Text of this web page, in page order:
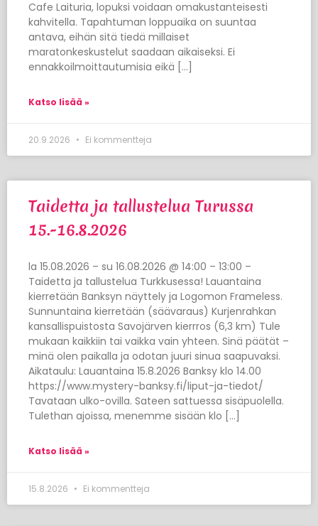
Cafe Laituria, lopuksi voidaan omakustanteisesti
kahvitella. Tapahtuman loppuaika on suuntaa
antava, eihän sitä tiedä millaiset
maratonkeskustelut saadaan aikaiseksi. Ei
ennakkoilmoittautumisia eikä […]
Katso lisää »
20.9.2026 Ei kommentteja
Taidetta ja tallustelua Turussa
15.-16.8.2026
la 15.08.2026 – su 16.08.2026 @ 14:00 – 13:00 –
Taidetta ja tallustelua Turkkusessa! Lauantaina
kierretään Banksyn näyttely ja Logomon Frameless.
Sunnuntaina kierretään (säävaraus) Kurjenrahkan
kansallispuistosta Savojärven kierrros (6,3 km) Tule
mukaan kaikkiin tai vaikka vain yhteen. Sinä päätät –
minä olen paikalla ja odotan juuri sinua saapuvaksi.
Aikataulu: Lauantaina 15.8.2026 Banksy klo 14.00
https://www.mystery-banksy.fi/liput-ja-tiedot/
Tavataan ulko-ovilla. Sateen sattuessa sisäpuolella.
Tulethan ajoissa, menemme sisään klo […]
Katso lisää »
15.8.2026 Ei kommentteja